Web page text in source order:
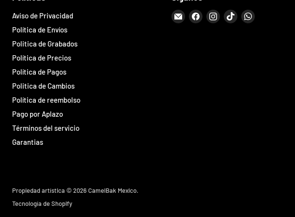
Aviso de Privacidad
Política de Envíos
Politica de Grabados
Política de Precios
Política de Pagos
Politica de Cambios
Política de reembolso
Pago por Aplazo
Términos del servicio
Garantias
Encuéntrenos
Encuéntrenos
Encuéntrenos
Encuéntrenos
Encuéntrenos
Propiedad artística © 2026 CamelBak Mexico.
Tecnología de Shopify